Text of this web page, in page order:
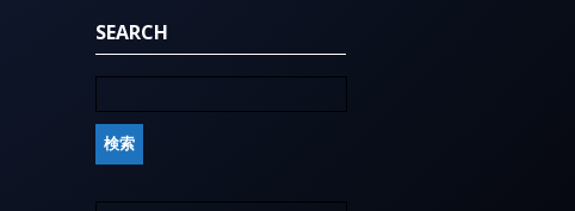
SEARCH